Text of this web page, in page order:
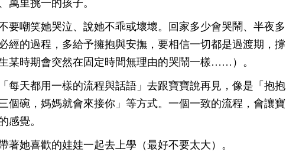
萬里挑一的孩子。
要嘲笑她哭泣、說她不乖或壞壞。回家多少會哭鬧、半夜多
經的過程，多給予擁抱與安撫，要相信一切都是過渡期，撐
某時期會突然在固定時間無理由的哭鬧一樣……）。
每天都用一樣的流程與話語」去跟寶寶說再見，像是「抱抱
個碗，媽媽就會來接你」等方式。一個一致的流程，會讓寶
感覺。
著她喜歡的娃娃一起去上學（最好不要太大）。